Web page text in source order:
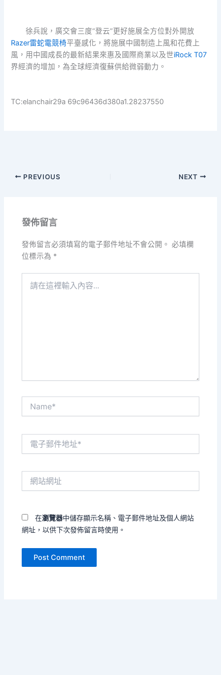
徐兵說，廣交會三度“登云”更好施展全方位對外開放
Razer雷蛇電競椅平臺感化，將施展中國制造上風和花費上
風，用中國成長的最新結果來惠及國際商業以及世iRock T07
界經濟的增加，為全球經濟復蘇供給微弱動力。
TC:elanchair29a 69c96436d380a1.28237550
PREVIOUS NEXT
發佈留言
發佈留言必須填寫的電子郵件地址不會公開。 必填欄
位標示為 *
在瀏覽器中儲存顯示名稱、電子郵件地址及個人網站
網址，以供下次發佈留言時使用。